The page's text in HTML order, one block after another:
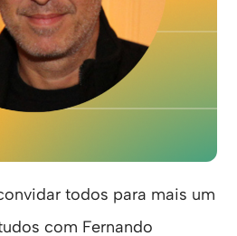
todos para mais um
com Fernando